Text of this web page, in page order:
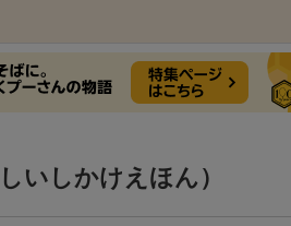
いしかけえほん）